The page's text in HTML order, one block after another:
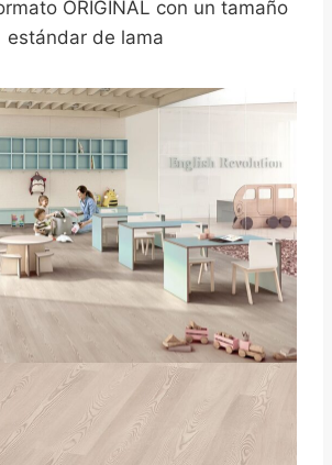
ORIGINAL con un tamaño
estándar de lama